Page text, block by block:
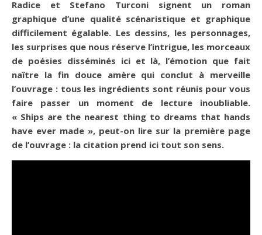
Radice et Stefano Turconi signent un roman
graphique d’une qualité scénaristique et graphique
difficilement égalable. Les dessins, les personnages,
les surprises que nous réserve l’intrigue, les morceaux
de poésies disséminés ici et là, l’émotion que fait
naître la fin douce amère qui conclut à merveille
l’ouvrage : tous les ingrédients sont réunis pour vous
faire passer un moment de lecture inoubliable.
« Ships are the nearest thing to dreams that hands
have ever made », peut-on lire sur la première page
de l’ouvrage : la citation prend ici tout son sens.